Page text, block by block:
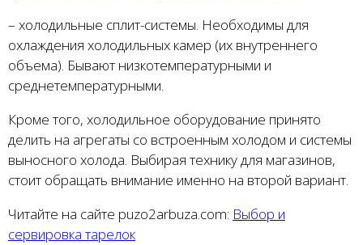
– холодильные сплит-системы. Необходимы для
охлаждения холодильных камер (их внутреннего
объема). Бывают низкотемпературными и
среднетемпературными.
Кроме того, холодильное оборудование принято
делить на агрегаты со встроенным холодом и системы
выносного холода. Выбирая технику для магазинов,
стоит обращать внимание именно на второй вариант.
Читайте на сайте puzo2arbuza.com: Выбор и
сервировка тарелок